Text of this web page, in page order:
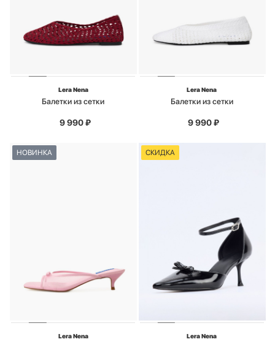
Lera Nena
Балетки из сетки
9 990₽
Lera Nena
Балетки из сетки
9 990₽
НОВИНКА
Lera Nena
СКИДКА
Lera Nena